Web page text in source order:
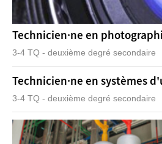
Technicien·ne en
3-4 TQ - deuxième degré secondaire
Technicien·ne en systèmes
3-4 TQ - deuxième degré secondaire